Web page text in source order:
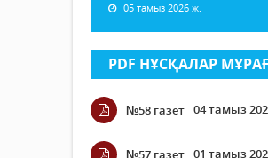
05 тамыз 2026 ж.
PDF НҰСҚАЛАР
№58 газет 04 тамыз
№57 газет 01 тамыз